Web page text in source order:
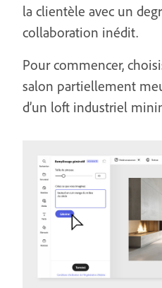
la clientèle avec un
collaboration inédit.
Pour commencer,
salon partiellement
d’un loft industriel